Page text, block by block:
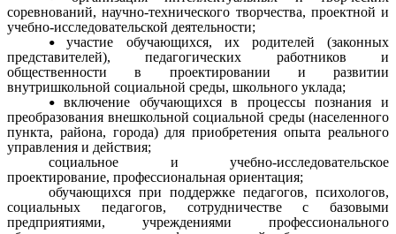
соревнований, научно-технического творчества, проектной и
учебно-исследовательской деятельности;
участие обучающихся, их родителей (законных
представителей), педагогических работников и
общественности в проектировании и развитии
внутришкольной социальной среды, школьного уклада;
включение обучающихся в процессы познания и
преобразования внешкольной социальной среды (населенного
пункта, района, города) для приобретения опыта реального
управления и действия;
социальное и учебно-исследовательское
проектирование, профессиональная ориентация;
обучающихся при поддержке педагогов, психологов,
социальных педагогов, сотрудничестве с базовыми
предприятиями, учреждениями профессионального